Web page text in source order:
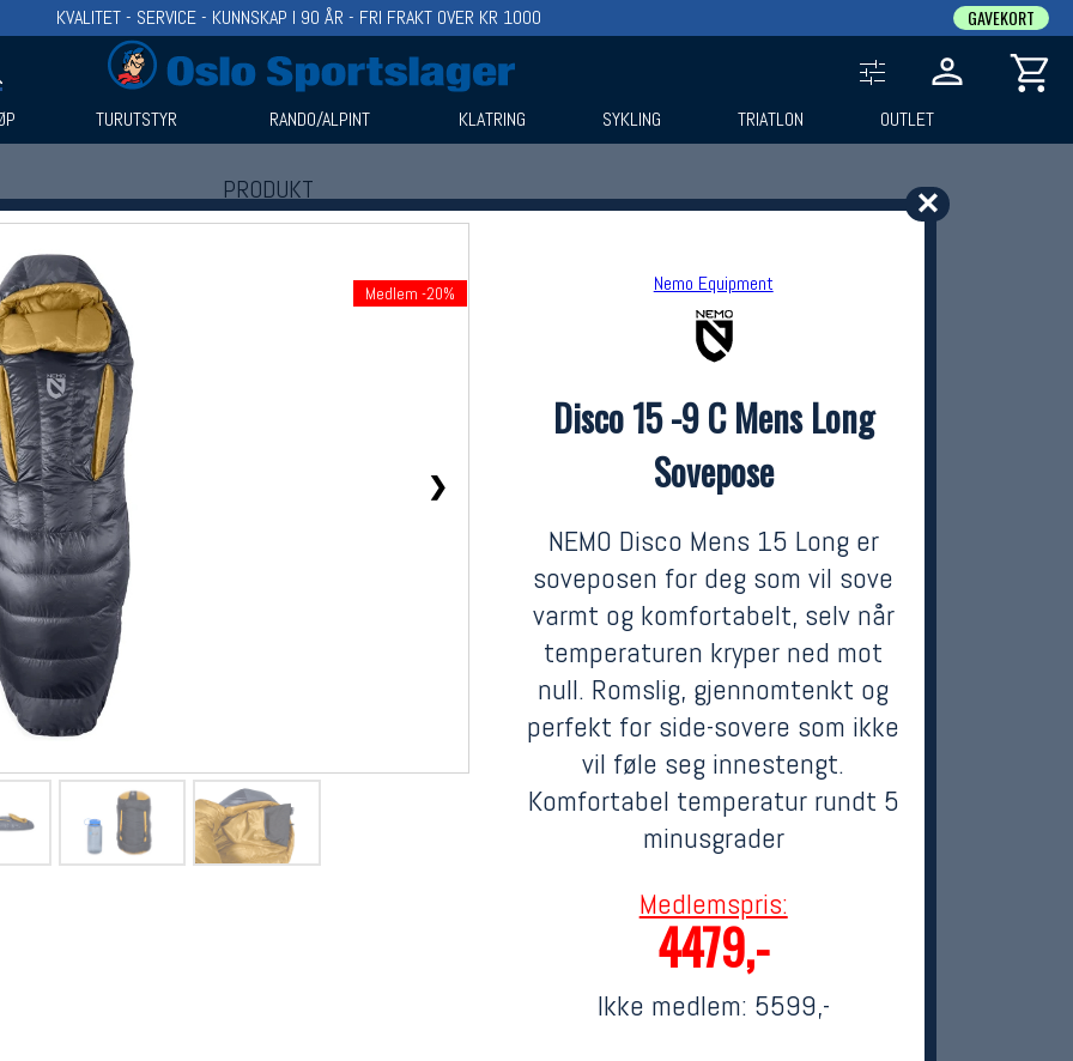
✕
❯
Medlem -20% Nemo Equipment
Disco 15 -9 C Mens Long
Sovepose
NEMO Disco Mens 15 Long er
soveposen for deg som vil sove
varmt og komfortabelt, selv når
temperaturen kryper ned mot
null. Romslig, gjennomtenkt og
perfekt for side-sovere som ikke
vil føle seg innestengt.
Komfortabel temperatur rundt 5
minusgrader
Medlemspris:
4479,-
Ikke medlem: 5599,-
KVALITET - SERVICE - KUNNSKAP I 90 ÅR - FRI FRAKT OVER KR 1000 GAVEKORT
TURUTSTYR RANDO/ALPINT KLATRING SYKLING TRIATLON OUTLET
PRODUKT
Produkter (1)